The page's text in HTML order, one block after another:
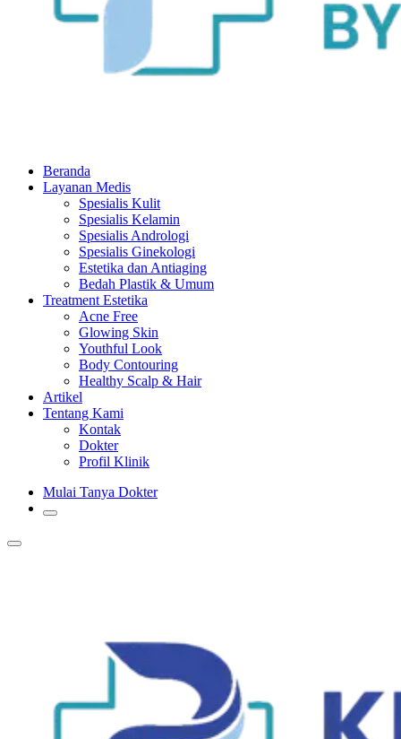
Beranda
Layanan Medis
Spesialis Kulit
Spesialis Kelamin
Spesialis Andrologi
Spesialis Ginekologi
Estetika dan Antiaging
Bedah Plastik & Umum
Treatment Estetika
Acne Free
Glowing Skin
Youthful Look
Body Contouring
Healthy Scalp & Hair
Artikel
Tentang Kami
Kontak
Dokter
Profil Klinik
Mulai Tanya Dokter